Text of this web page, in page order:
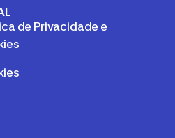
de Privacidade e